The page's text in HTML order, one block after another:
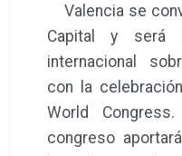
Valencia se
Capital y será
internacional
con la
World
congreso